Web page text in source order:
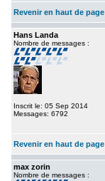
Revenir en haut de page
Hans Landa
Nombre de messages :
Inscrit le: 05 Sep 2014
Messages: 6792
Revenir en haut de page
max zorin
Nombre de messages :